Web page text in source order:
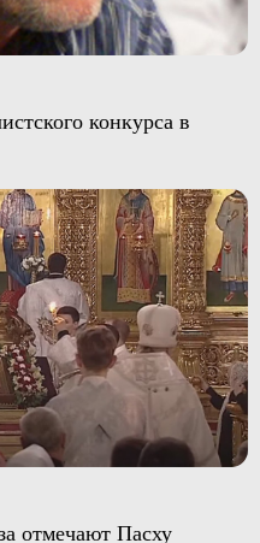
конкурса в
отмечают Пасху